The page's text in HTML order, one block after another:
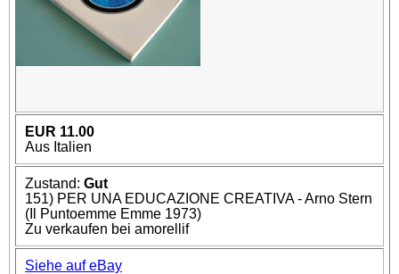
EUR 11.00
Aus Italien
Zustand: Gut
151) PER UNA EDUCAZIONE CREATIVA - Arno Stern
(Il Puntoemme Emme 1973)
Zu verkaufen bei amorellif
Siehe auf eBay